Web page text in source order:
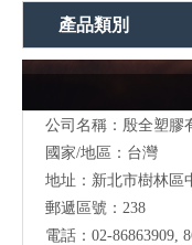
產品類別
公司名稱：殷全塑膠
國家/地區：台灣
地址： 新北市樹林區
郵遞區號：238
電話：02-86863909,